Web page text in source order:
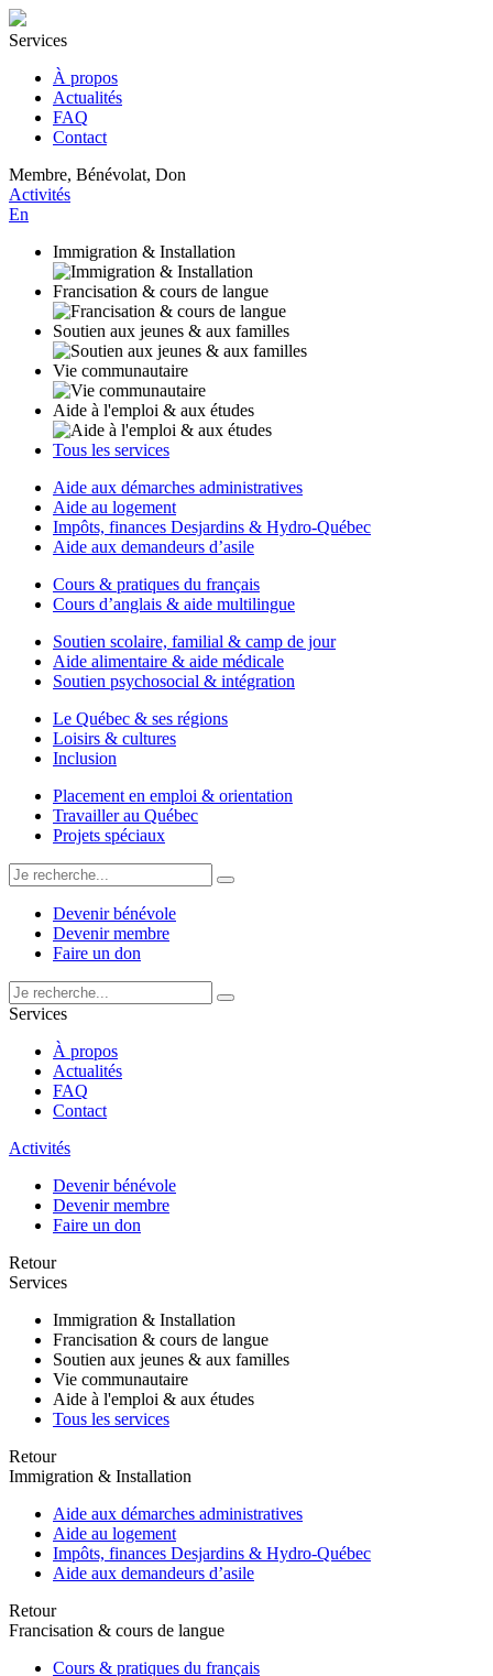
Services
À propos
Actualités
FAQ
Contact
Membre, Bénévolat, Don
Activités
En
Immigration & Installation
Francisation & cours de langue
Soutien aux jeunes & aux familles
Vie communautaire
Aide à l'emploi & aux études
Tous les services
Aide aux démarches administratives
Aide au logement
Impôts, finances Desjardins & Hydro-Québec
Aide aux demandeurs d’asile
Cours & pratiques du français
Cours d’anglais & aide multilingue
Soutien scolaire, familial & camp de jour
Aide alimentaire & aide médicale
Soutien psychosocial & intégration
Le Québec & ses régions
Loisirs & cultures
Inclusion
Placement en emploi & orientation
Travailler au Québec
Projets spéciaux
Devenir bénévole
Devenir membre
Faire un don
Services
À propos
Actualités
FAQ
Contact
Activités
Devenir bénévole
Devenir membre
Faire un don
Retour
Services
Immigration & Installation
Francisation & cours de langue
Soutien aux jeunes & aux familles
Vie communautaire
Aide à l'emploi & aux études
Tous les services
Retour
Immigration & Installation
Aide aux démarches administratives
Aide au logement
Impôts, finances Desjardins & Hydro-Québec
Aide aux demandeurs d’asile
Retour
Francisation & cours de langue
Cours & pratiques du français